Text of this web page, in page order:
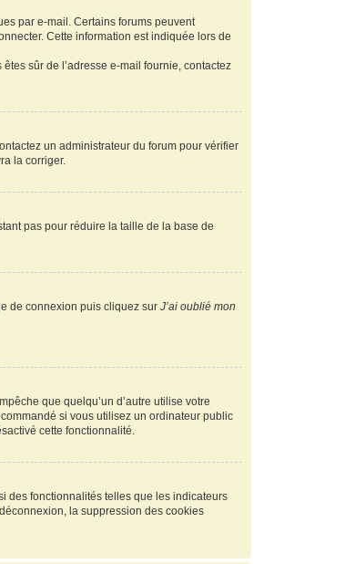
par e-mail. Certains forums peuvent
Cette information est indiquée lors de
sûr de l’adresse e-mail fournie, contactez
un administrateur du forum pour vérifier
la corriger.
pas pour réduire la taille de la base de
de connexion puis cliquez surJ’ai oublié mon
que quelqu’un d’autre utilise votre
si vous utilisez un ordinateur public
cette fonctionnalité.
des fonctionnalités telles que les indicateurs
la suppression des cookies